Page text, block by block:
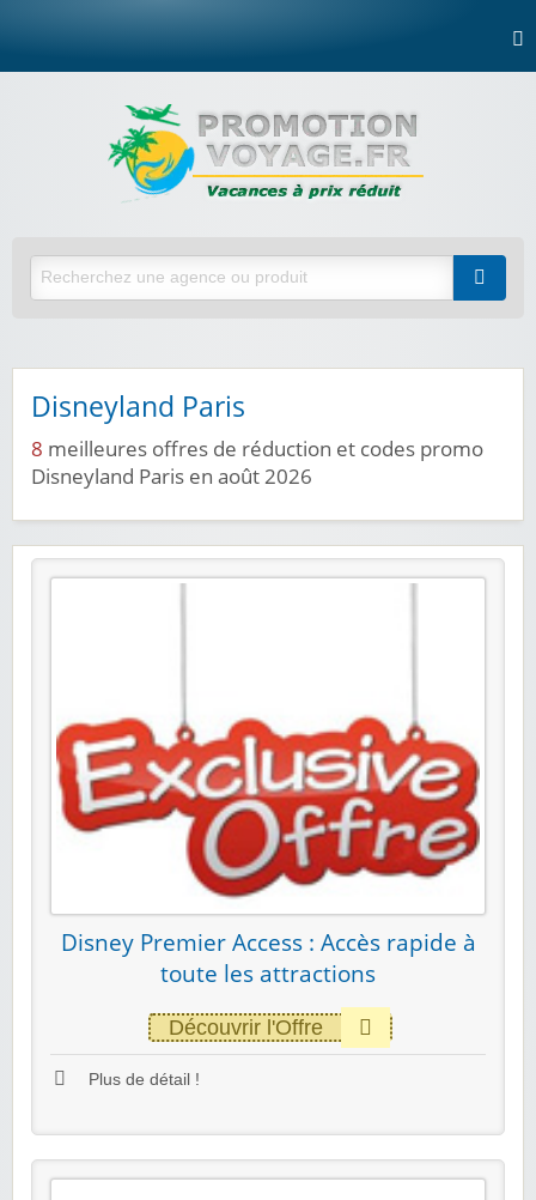
Disneyland Paris
8 meilleures offres de réduction et codes promo
Disneyland Paris en août 2026
Disney Premier Access : Accès rapide à
toute les attractions
Découvrir l'Offre
Plus de détail !